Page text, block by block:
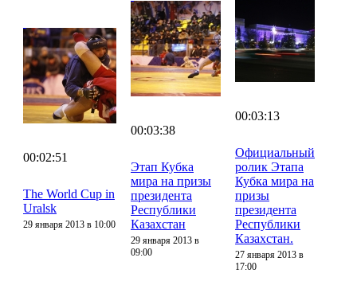
00:02:51
The World Cup in
Uralsk
29 января 2013 в 10:00
00:03:38
Этап Кубка
мира на призы
президента
Республики
Казахстан
29 января 2013 в
09:00
00:03:13
Официальный
ролик Этапа
Кубка мира на
призы
президента
Республики
Казахстан.
27 января 2013 в
17:00